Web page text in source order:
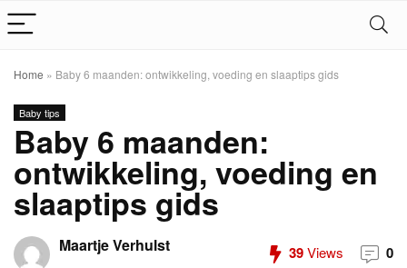
Home » Baby 6 maanden: ontwikkeling, voeding en slaaptips gids
Baby tips
Baby 6 maanden:
ontwikkeling, voeding en
slaaptips gids
Maartje Verhulst 39Views 0